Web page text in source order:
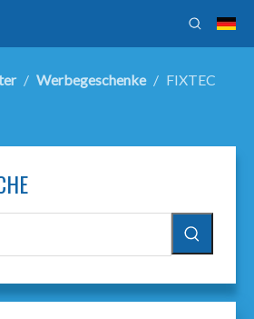
/ Werbegeschenke / FIXTEC